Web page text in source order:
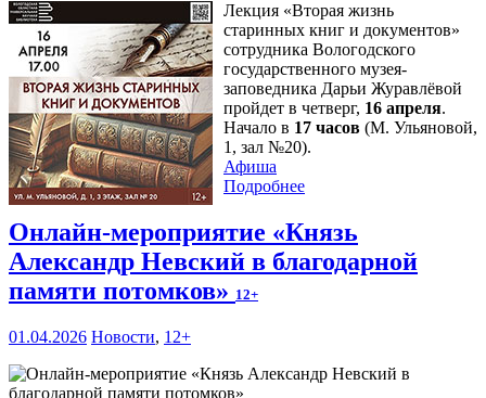
Лекция «Вторая жизнь
старинных книг и документов»
сотрудника Вологодского
государственного музея-
заповедника Дарьи Журавлёвой
пройдет в четверг, 16 апреля.
Начало в 17 часов (М. Ульяновой,
1, зал №20).
Афиша
Подробнее
Онлайн-мероприятие «Князь
Александр Невский в благодарной
памяти потомков» 12+
01.04.2026 Новости, 12+